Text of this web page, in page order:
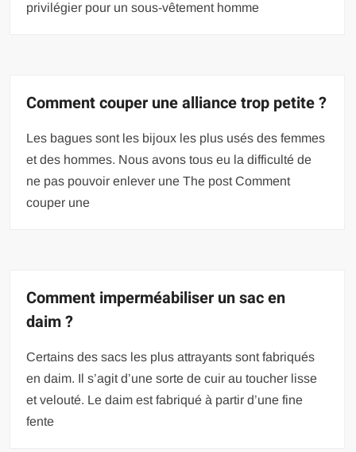
privilégier pour un sous-vêtement homme
Comment couper une alliance trop petite ?
Les bagues sont les bijoux les plus usés des femmes
et des hommes. Nous avons tous eu la difficulté de
ne pas pouvoir enlever une The post Comment
couper une
Comment imperméabiliser un sac en
daim ?
Certains des sacs les plus attrayants sont fabriqués
en daim. Il s’agit d’une sorte de cuir au toucher lisse
et velouté. Le daim est fabriqué à partir d’une fine
fente